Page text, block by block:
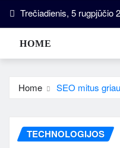
Skip
content
Trečiadienis, 5 rugpjūčio
HOME
Home SEO mitus
TECHNOLOGIJOS